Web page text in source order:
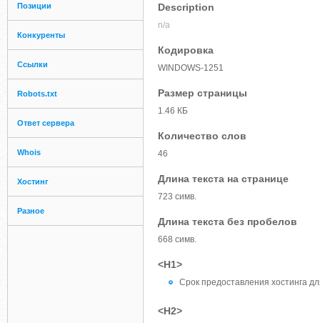
Позиции
Конкуренты
Ссылки
Robots.txt
Ответ сервера
Whois
Хостинг
Разное
Description
n/a
Кодировка
WINDOWS-1251
Размер страницы
1.46 КБ
Количество слов
46
Длина текста на странице
723 симв.
Длина текста без пробелов
668 симв.
<H1>
Срок предоставления хостинга
<H2>